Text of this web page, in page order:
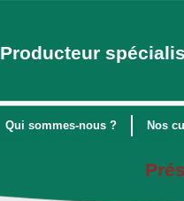
Producteur
Qui sommes-nous ? Nos